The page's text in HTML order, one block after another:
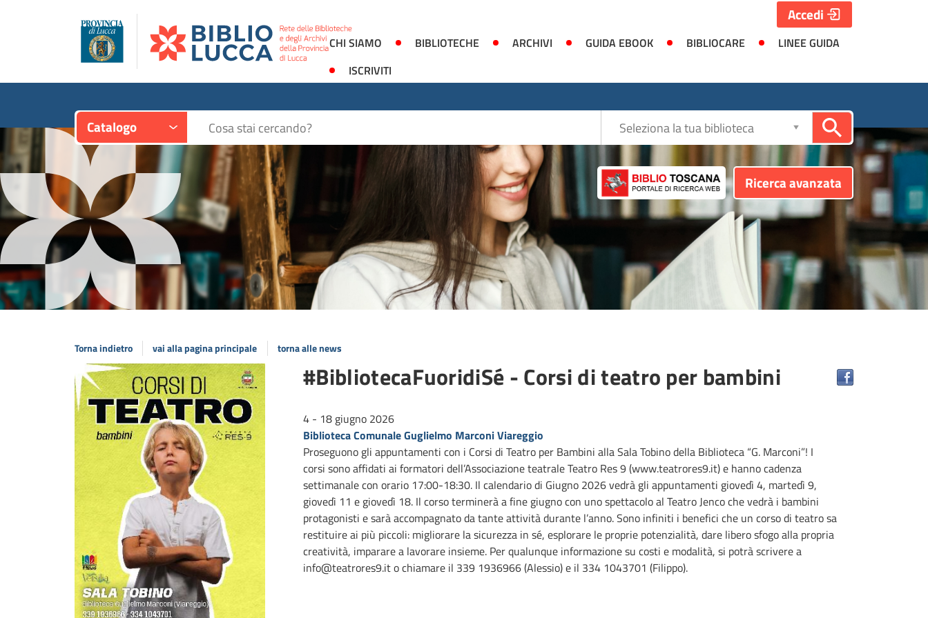
CHI SIAMO BIBLIOTECHE ARCHIVI GUIDA EBOOK BIBLIOCARE
LINEE GUIDA
ISCRIVITI
Accedi
Catalogo Cerca su "Catalogo"
Ricerca avanzata
Seleziona
la
Torna indietro vai alla pagina principale torna alle news
#BibliotecaFuoridiSé - Corsi di teatro per bambini
4 - 18 giugno 2026
Biblioteca Comunale Guglielmo Marconi Viareggio
Proseguono gli appuntamenti con i Corsi di Teatro per Bambini alla Sala Tobino della Biblioteca “G. Marconi”! I
corsi sono affidati ai formatori dell’Associazione teatrale Teatro Res 9 (www.teatrores9.it) e hanno cadenza
settimanale con orario 17:00-18:30. Il calendario di Giugno 2026 vedrà gli appuntamenti giovedì 4, martedì 9,
giovedì 11 e giovedì 18. Il corso terminerà a fine giugno con uno spettacolo al Teatro Jenco che vedrà i bambini
protagonisti e sarà accompagnato da tante attività durante l’anno. Sono infiniti i benefici che un corso di teatro sa
restituire ai più piccoli: migliorare la sicurezza in sé, esplorare le proprie potenzialità, dare libero sfogo alla propria
creatività, imparare a lavorare insieme. Per qualunque informazione su costi e modalità, si potrà scrivere a
info@teatrores9.it o chiamare il 339 1936966 (Alessio) e il 334 1043701 (Filippo).